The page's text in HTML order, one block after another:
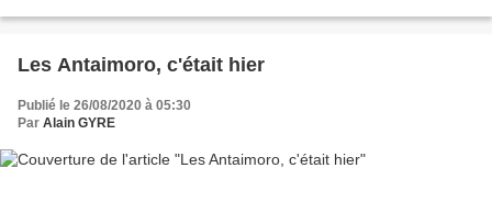
Les Antaimoro, c'était hier
Publié le 26/08/2020 à 05:30
Par Alain GYRE